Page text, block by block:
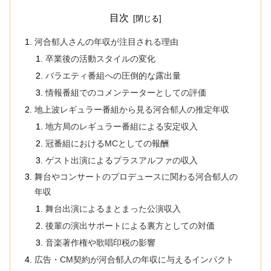
目次
河合郁人さんの年収が注目される理由
卒業後の活動スタイルの変化
バラエティ番組への圧倒的な露出量
情報番組でのコメンテーターとしての評価
地上波レギュラー番組から見る河合郁人の推定年収
地方局のレギュラー番組による安定収入
冠番組におけるMCとしての報酬
ゲスト出演によるプラスアルファの収入
舞台やコンサートのプロデュースに関わる河合郁人の
年収
舞台出演によるまとまった公演収入
後輩の演出サポートによる裏方としての対価
音楽著作権や歌唱印税の影響
広告・CM契約が河合郁人の年収に与えるインパクト